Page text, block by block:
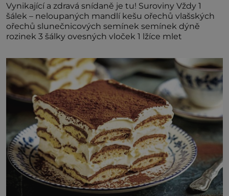
Vynikající a zdravá snídaně je tu! Suroviny Vždy 1
šálek – neloupaných mandlí kešu ořechů vlašských
ořechů slunečnicových semínek semínek dýně
rozinek 3 šálky ovesných vloček 1 lžíce mlet